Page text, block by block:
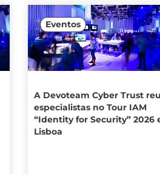
Eventos
A Devoteam Cyber Trust
especialistas no Tour IAM
“Identity for Security” 2026
Lisboa